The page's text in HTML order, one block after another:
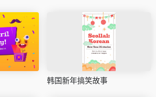
韩国新年搞笑故事